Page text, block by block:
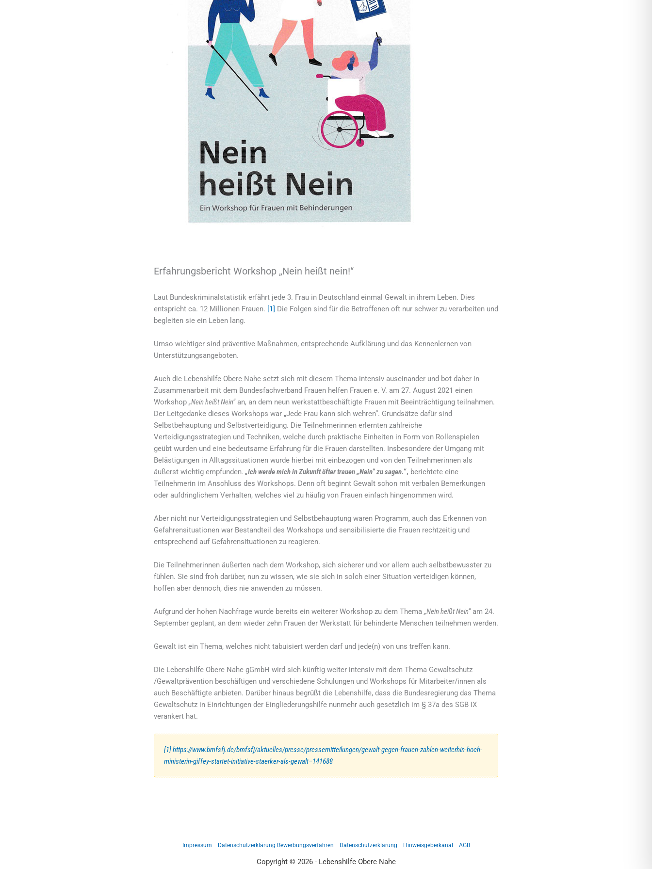
Erfahrungsbericht Workshop „Nein heißt nein!“
Laut Bundeskriminalstatistik erfährt jede 3. Frau in Deutschland einmal Gewalt in ihrem Leben. Dies
entspricht ca. 12 Millionen Frauen. [1] Die Folgen sind für die Betroffenen oft nur schwer zu verarbeiten und
begleiten sie ein Leben lang.
Umso wichtiger sind präventive Maßnahmen, entsprechende Aufklärung und das Kennenlernen von
Unterstützungsangeboten.
Auch die Lebenshilfe Obere Nahe setzt sich mit diesem Thema intensiv auseinander und bot daher in
Zusammenarbeit mit dem Bundesfachverband Frauen helfen Frauen e. V. am 27. August 2021 einen
Workshop „Nein heißt Nein“an, an dem neun werkstattbeschäftigte Frauen mit Beeinträchtigung teilnahmen.
Der Leitgedanke dieses Workshops war „Jede Frau kann sich wehren“. Grundsätze dafür sind
Selbstbehauptung und Selbstverteidigung. Die Teilnehmerinnen erlernten zahlreiche
Verteidigungsstrategien und Techniken, welche durch praktische Einheiten in Form von Rollenspielen
geübt wurden und eine bedeutsame Erfahrung für die Frauen darstellten. Insbesondere der Umgang mit
Belästigungen in Alltagssituationen wurde hierbei mit einbezogen und von den Teilnehmerinnen als
äußerst wichtig empfunden. „Ich werde mich in Zukunft öfter trauen „Nein“ zu sagen.“, berichtete eine
Teilnehmerin im Anschluss des Workshops. Denn oft beginnt Gewalt schon mit verbalen Bemerkungen
oder aufdringlichem Verhalten, welches viel zu häufig von Frauen einfach hingenommen wird.
Aber nicht nur Verteidigungsstrategien und Selbstbehauptung waren Programm, auch das Erkennen von
Gefahrensituationen war Bestandteil des Workshops und sensibilisierte die Frauen rechtzeitig und
entsprechend auf Gefahrensituationen zu reagieren.
Die Teilnehmerinnen äußerten nach dem Workshop, sich sicherer und vor allem auch selbstbewusster zu
fühlen. Sie sind froh darüber, nun zu wissen, wie sie sich in solch einer Situation verteidigen können,
hoffen aber dennoch, dies nie anwenden zu müssen.
Aufgrund der hohen Nachfrage wurde bereits ein weiterer Workshop zu dem Thema „Nein heißt Nein“am 24.
September geplant, an dem wieder zehn Frauen der Werkstatt für behinderte Menschen teilnehmen werden.
Gewalt ist ein Thema, welches nicht tabuisiert werden darf und jede(n) von uns treffen kann.
Die Lebenshilfe Obere Nahe gGmbH wird sich künftig weiter intensiv mit dem Thema Gewaltschutz
/Gewaltprävention beschäftigen und verschiedene Schulungen und Workshops für Mitarbeiter/innen als
auch Beschäftigte anbieten. Darüber hinaus begrüßt die Lebenshilfe, dass die Bundesregierung das Thema
Gewaltschutz in Einrichtungen der Eingliederungshilfe nunmehr auch gesetzlich im § 37a des SGB IX
verankert hat.
[1]https://www.bmfsfj.de/bmfsfj/aktuelles/presse/pressemitteilungen/gewalt-gegen-frauen-zahlen-weiterhin-hoch-
ministerin-giffey-startet-initiative-staerker-als-gewalt–141688
Impressum Datenschutzerklärung Bewerbungsverfahren Datenschutzerklärung Hinweisgeberkanal AGB
Copyright © 2026 - Lebenshilfe Obere Nahe